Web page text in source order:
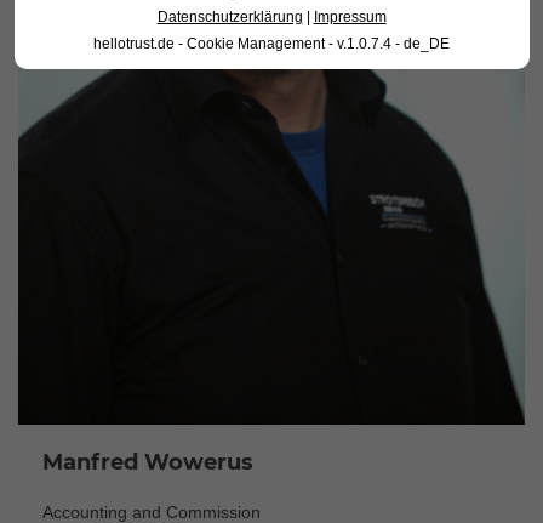
Manfred Wowerus
Accounting and Commission
Datenschutzerklärung
Impressum
hellotrust.de - Cookie Management - v.1.0.7.4 - de_DE